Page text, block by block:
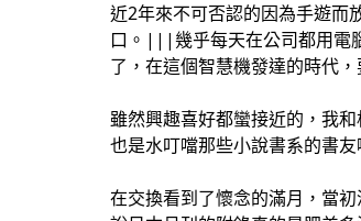
近2年來不可否認的因為手遊而
口。|||幾乎每天在公司都用電
了，在這個智慧機發達的時代
雖然興趣喜好都蠻接近的，我
也是水叮噹那些小說書系的書
在交換看到了懷念的滿月，當